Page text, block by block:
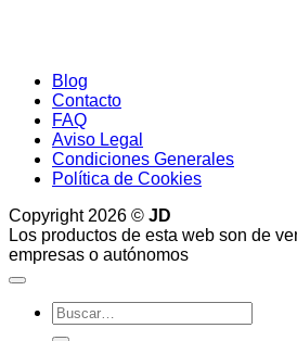
Blog
Contacto
FAQ
Aviso Legal
Condiciones Generales
Política de Cookies
Copyright 2026 © JD
Los productos de esta web son de
empresas o autónomos
Buscar
por: